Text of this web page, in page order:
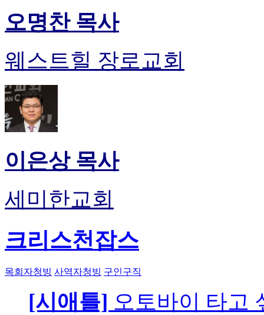
오명찬 목사
웨스트힐 장로교회
이은상 목사
세미한교회
크리스천잡스
목회자청빙 사역자청빙 구인구직
[시애틀] 오토바이 타고